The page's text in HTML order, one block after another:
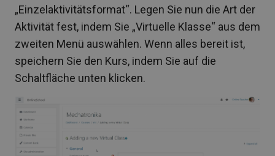
„Einzelaktivitätsformat“. Legen Sie nun die Art der
Aktivität fest, indem Sie „Virtuelle Klasse“ aus dem
zweiten Menü auswählen. Wenn alles bereit ist,
speichern Sie den Kurs, indem Sie auf die
Schaltfläche unten klicken.